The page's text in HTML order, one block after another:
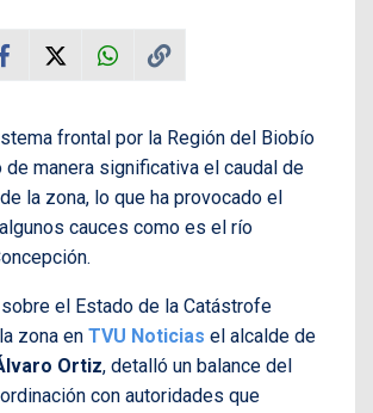
frontal por la Región del Biobío
de manera significativa el caudal de
la zona, lo que ha provocado el
cauces como es el río
el Estado de la Catástrofe
zona en TVU Noticias el alcalde de
Ortiz, detalló un balance del
con autoridades que